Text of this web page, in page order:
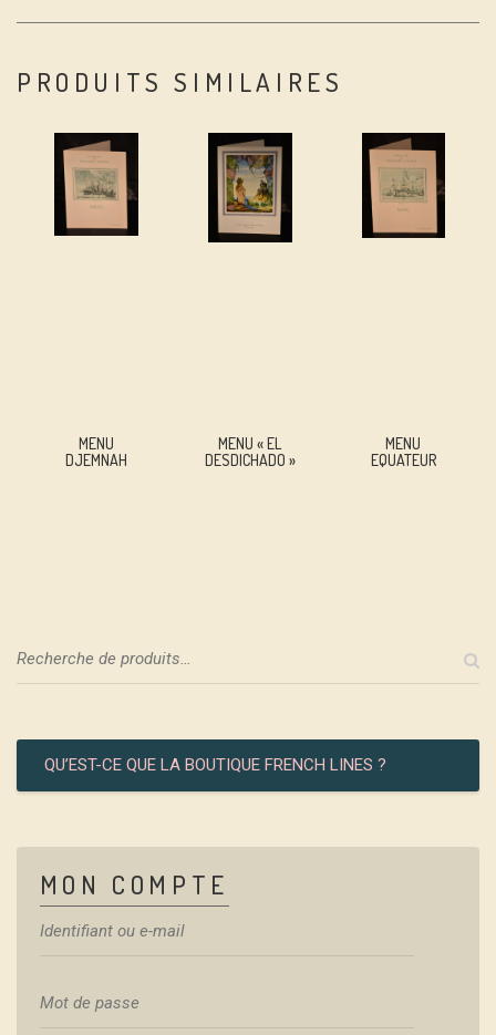
PRODUITS SIMILAIRES
MENU
DJEMNAH
MENU « EL
DESDICHADO »
MENU
EQUATEUR
QU’EST-CE QUE LA BOUTIQUE FRENCH LINES ?
MON COMPTE